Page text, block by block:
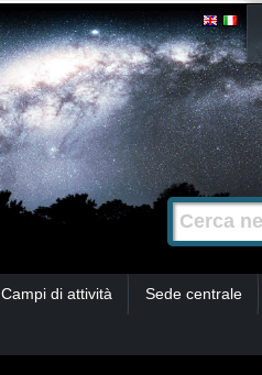
Cerca nel
Campi di attività Sede centrale